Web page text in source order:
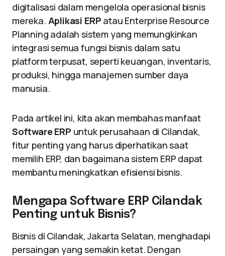
digitalisasi dalam mengelola operasional bisnis
mereka. Aplikasi ERP atau Enterprise Resource
Planning adalah sistem yang memungkinkan
integrasi semua fungsi bisnis dalam satu
platform terpusat, seperti keuangan, inventaris,
produksi, hingga manajemen sumber daya
manusia.
Pada artikel ini, kita akan membahas manfaat
Software ERP untuk perusahaan di Cilandak,
fitur penting yang harus diperhatikan saat
memilih ERP, dan bagaimana sistem ERP dapat
membantu meningkatkan efisiensi bisnis.
Mengapa Software ERP Cilandak
Penting untuk Bisnis?
Bisnis di Cilandak, Jakarta Selatan, menghadapi
persaingan yang semakin ketat. Dengan